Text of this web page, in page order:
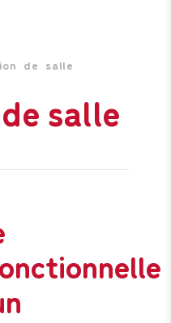
de salle
salle